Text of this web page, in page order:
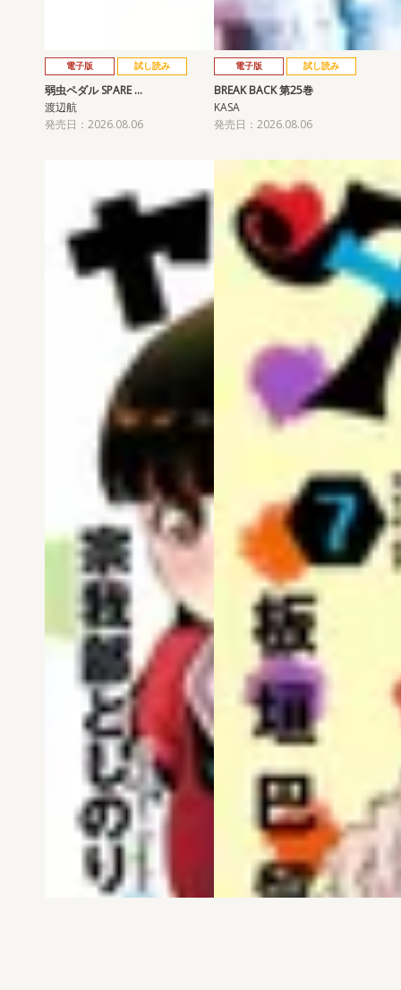
電子版 試し読み
弱虫ペダル SPARE …
渡辺航
発売日：2026.08.06
電子版 試し読み
BREAK BACK 第25巻
KASA
発売日：2026.08.06